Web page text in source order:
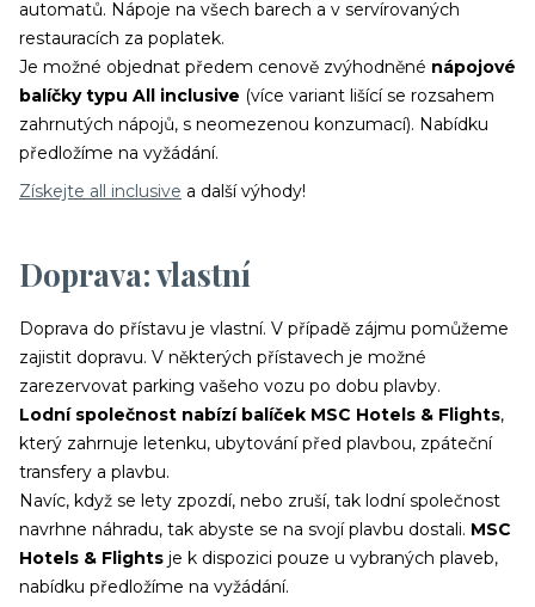
automatů. Nápoje na všech barech a v servírovaných
restauracích za poplatek.
Je možné objednat předem cenově zvýhodněné nápojové
balíčky typu All inclusive (více variant lišící se rozsahem
zahrnutých nápojů, s neomezenou konzumací). Nabídku
předložíme na vyžádání.
Získejte all inclusive a další výhody!
Doprava: vlastní
Doprava do přístavu je vlastní. V případě zájmu pomůžeme
zajistit dopravu. V některých přístavech je možné
zarezervovat parking vašeho vozu po dobu plavby.
Lodní společnost nabízí balíček MSC Hotels & Flights,
který zahrnuje letenku, ubytování před plavbou, zpáteční
transfery a plavbu.
Navíc, když se lety zpozdí, nebo zruší, tak lodní společnost
navrhne náhradu, tak abyste se na svojí plavbu dostali. MSC
Hotels & Flights je k dispozici pouze u vybraných plaveb,
nabídku předložíme na vyžádání.